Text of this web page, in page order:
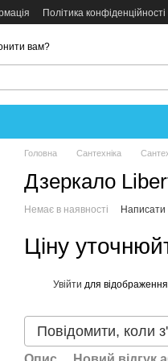
Політика конфіденційності
вам?
Головна Сантехніка
Дзеркало
Немає в наявності Написати
Ціну
Увійти для
Повідомити, коли